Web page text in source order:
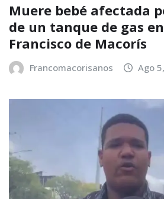
Muere bebé afectada
de un tanque de gas
Francisco de Macorís
Francomacorisanos Ago